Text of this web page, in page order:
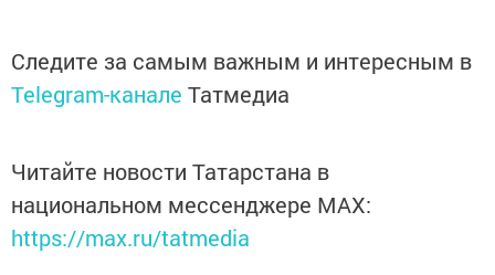
Следите за самым важным и интересным в
Telegram-канале Татмедиа
Читайте новости Татарстана в
национальном мессенджере MАХ:
https://max.ru/tatmedia